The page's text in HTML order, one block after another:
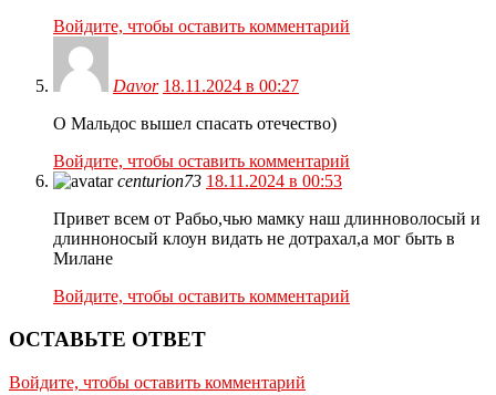
Войдите, чтобы оставить комментарий
Davor 18.11.2024 в 00:27
О Мальдос вышел спасать отечество)
Войдите, чтобы оставить комментарий
centurion73 18.11.2024 в 00:53
Привет всем от Рабьо,чью мамку наш длинноволосый и
длинноносый клоун видать не дотрахал,а мог быть в
Милане
Войдите, чтобы оставить комментарий
ОСТАВЬТЕ ОТВЕТ
Войдите, чтобы оставить комментарий